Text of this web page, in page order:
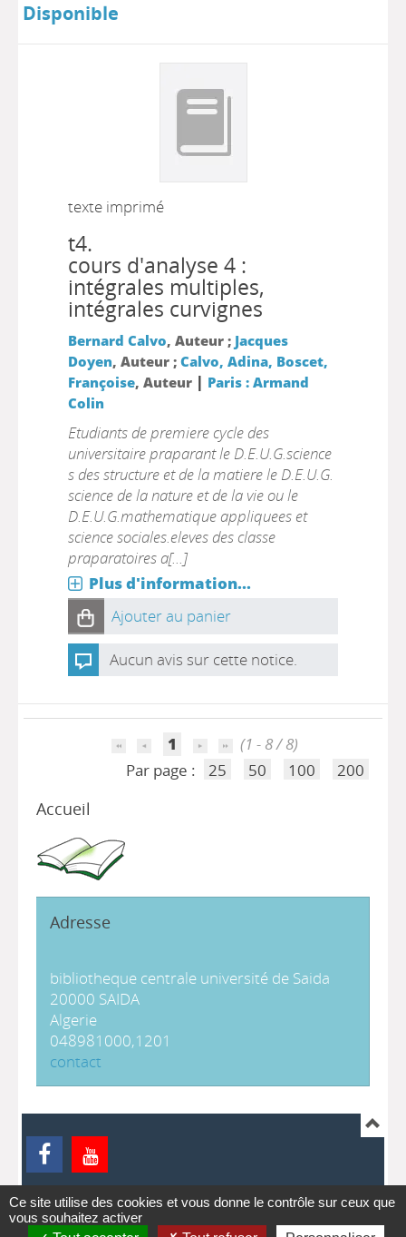
Disponible
texte imprimé
t4.
cours d'analyse 4 :
intégrales multiples,
intégrales curvignes
Bernard Calvo, Auteur ; Jacques
Doyen, Auteur ; Calvo, Adina, Boscet,
Françoise, Auteur | Paris : Armand
Colin
Etudiants de premiere cycle des
universitaire praparant le D.E.U.G.science
s des structure et de la matiere le D.E.U.G.
science de la nature et de la vie ou le
D.E.U.G.mathematique appliquees et
science sociales.eleves des classe
praparatoires a[...]
Plus d'information...
Ajouter au panier
Aucun avis sur cette notice.
1
(1 - 8 / 8)
Par page :
25 50 100 200
Accueil
Adresse
bibliotheque centrale université de Saida
20000 SAIDA
Algerie
048981000,1201
contact
ontact pmb
Ce site utilise des cookies et vous donne le contrôle sur ceux que
vous souhaitez activer